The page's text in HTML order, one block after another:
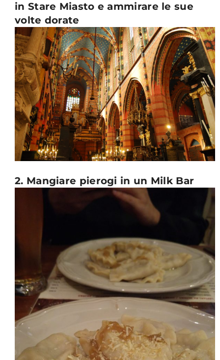
in Stare Miasto e ammirare le sue
volte dorate
2. Mangiare pierogi in un Milk Bar